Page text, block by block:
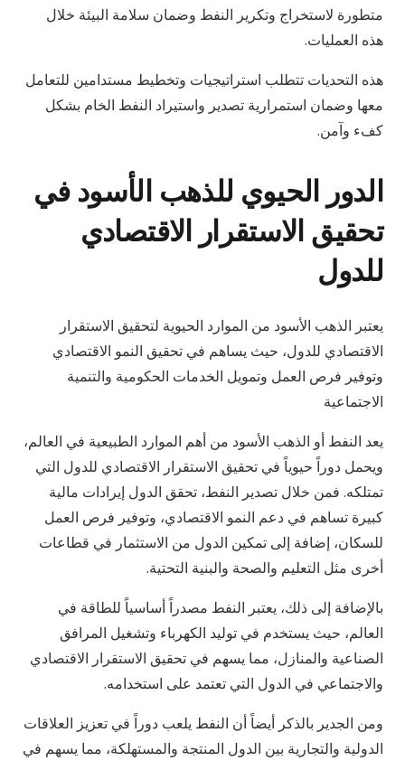
متطورة لاستخراج وتكرير النفط وضمان سلامة البيئة خلال
هذه العمليات.
هذه التحديات تتطلب استراتيجيات وتخطيط مستدامين للتعامل
معها وضمان استمرارية تصدير واستيراد النفط الخام بشكل
كفء وآمن.
الدور الحيوي للذهب الأسود في
تحقيق الاستقرار الاقتصادي
للدول
يعتبر الذهب الأسود من الموارد الحيوية لتحقيق الاستقرار
الاقتصادي للدول، حيث يساهم في تحقيق النمو الاقتصادي
وتوفير فرص العمل وتمويل الخدمات الحكومية والتنمية
الاجتماعية
يعد النفط أو الذهب الأسود من أهم الموارد الطبيعية في العالم،
ويحمل دوراً حيوياً في تحقيق الاستقرار الاقتصادي للدول التي
تمتلكه. فمن خلال تصدير النفط، تحقق الدول إيرادات مالية
كبيرة تساهم في دعم النمو الاقتصادي، وتوفير فرص العمل
للسكان، إضافة إلى تمكين الدول من الاستثمار في قطاعات
أخرى مثل التعليم والصحة والبنية التحتية.
بالإضافة إلى ذلك، يعتبر النفط مصدراً أساسياً للطاقة في
العالم، حيث يستخدم في توليد الكهرباء وتشغيل المرافق
الصناعية والمنازل، مما يسهم في تحقيق الاستقرار الاقتصادي
والاجتماعي في الدول التي تعتمد على استخدامه.
ومن الجدير بالذكر أيضاً أن النفط يلعب دوراً في تعزيز العلاقات
الدولية والتجارية بين الدول المنتجة والمستهلكة، مما يسهم في